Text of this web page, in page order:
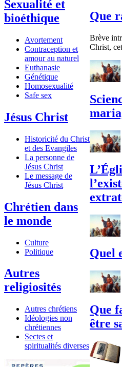
Sexualité et
bioéthique
Avortement
Contraception et
amour au naturel
Euthanasie
Génétique
Homosexualité
Safe sex
Jésus Christ
Historicité du Christ
et des Evangiles
La personne de
Jésus Christ
Le message de
Jésus Christ
Chrétien dans
le monde
Culture
Politique
Autres
religiosités
Autres chrétiens
Idéologies non
chrétiennes
Sectes et
spiritualités diverses
Que
Brève
Christ,
Quel
Que
être